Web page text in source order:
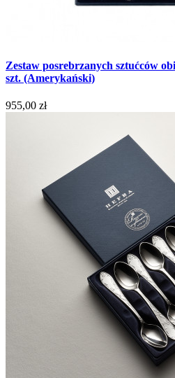
Zestaw posrebrzanych sztućców
szt. (Amerykański)
955,00 zł